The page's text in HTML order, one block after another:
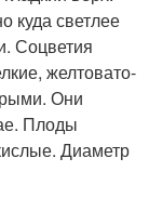
куда светлее
Соцветия
желтовато-
Они
Плоды
Диаметр